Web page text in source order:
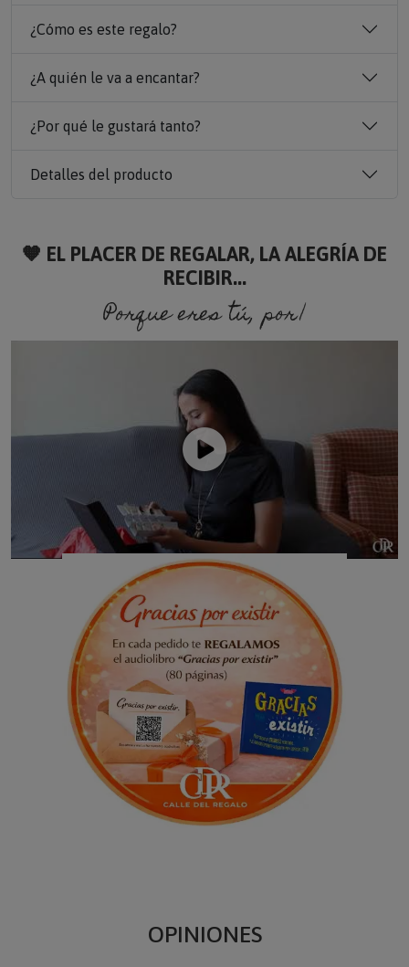
¿Cómo es este regalo?
¿A quién le va a encantar?
¿Por qué le gustará tanto?
Detalles del producto
🧡 EL PLACER DE REGALAR, LA ALEGRÍA DE
RECIBIR...
Porque eres tú, porque soy
OPINIONES